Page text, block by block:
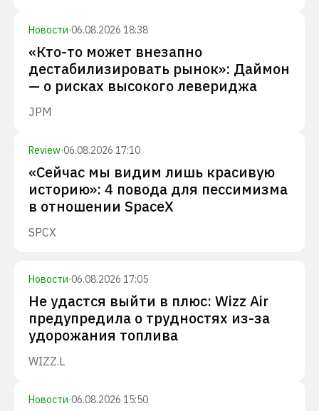
Новости·06.08.2026 18:38
«Кто-то может внезапно
дестабилизировать рынок»: Даймон
— о рисках высокого левериджа
JPM
Review·06.08.2026 17:10
«Сейчас мы видим лишь красивую
историю»: 4 повода для пессимизма
в отношении SpaceX
SPCX
Новости·06.08.2026 17:05
Не удастся выйти в плюс: Wizz Air
предупредила о трудностях из-за
удорожания топлива
WIZZ.L
Новости·06.08.2026 15:50